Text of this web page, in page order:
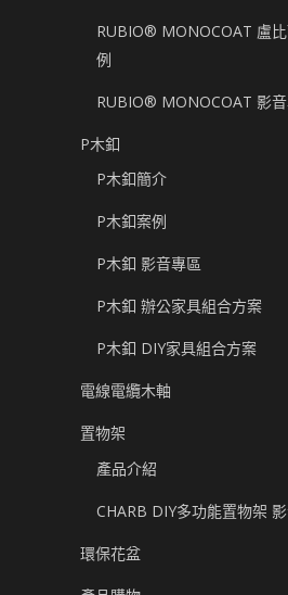
RUBIO® MONOCOAT 盧
例
RUBIO® MONOCOAT 影
P木釦
P木釦簡介
P木釦案例
P木釦 影音專區
P木釦 辦公家具組合方案
P木釦 DIY家具組合方案
電線電纜木軸
置物架
產品介紹
CHARB DIY多功能置物架
環保花盆